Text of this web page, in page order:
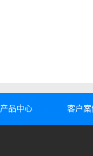
产品中心 客户案